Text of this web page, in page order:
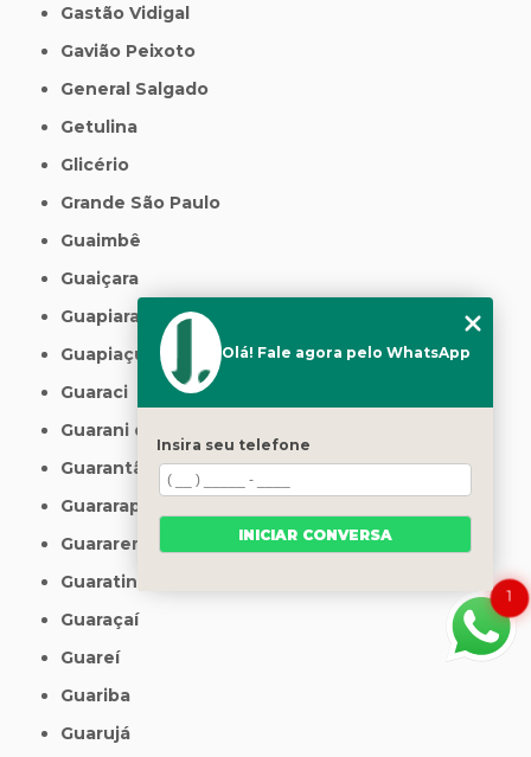
Gastão Vidigal
Gavião Peixoto
General Salgado
Getulina
Glicério
Grande São Paulo
Guaimbê
Guaiçara
Guapiara
Guapiaçu
Guaraci
Guarani d'Oeste
Guarantã
Guararapes
Guararema
Guaratinguetá
Guaraçaí
Guareí
Guariba
Guarujá
1
Olá! Fale agora pelo WhatsApp
Insira seu telefone
INICIAR CONVERSA